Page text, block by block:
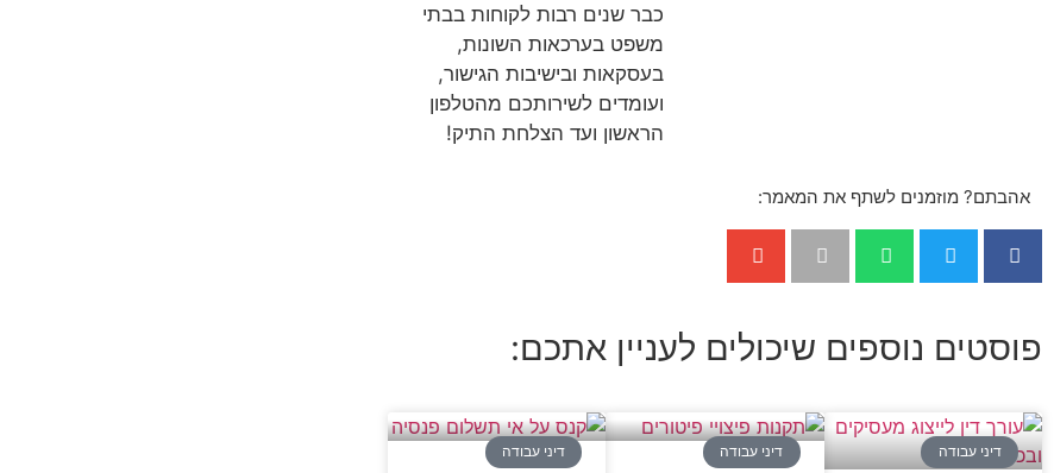
כבר שנים רבות לקוחות בבתי
משפט בערכאות השונות,
בעסקאות ובישיבות הגישור,
ועומדים לשירותכם מהטלפון
הראשון ועד הצלחת התיק!
אהבתם? מוזמנים לשתף את המאמר:
פוסטים נוספים שיכולים לעניין אתכם:
דיני עבודה דיני עבודה דיני עבודה